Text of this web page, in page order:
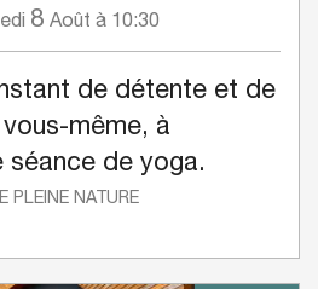
8 Août à 10:30
de détente et de
même, à
de yoga.
PLEINE NATURE